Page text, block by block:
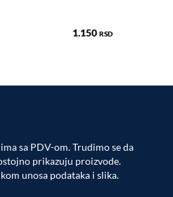
1.150 RSD
sa PDV-om. Trudimo se da
prikazuju proizvode.
unosa podataka i slika.